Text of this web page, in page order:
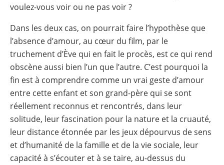
voulez-vous voir ou ne pas voir ?
Dans les deux cas, on pourrait faire l’hypothèse que
l’absence d’amour, au cœur du film, par le
truchement d’Ève qui en fait le procès, est ce qui rend
obscène aussi bien l’un que l’autre. C’est pourquoi la
fin est à comprendre comme un vrai geste d’amour
entre cette enfant et son grand-père qui se sont
réellement reconnus et rencontrés, dans leur
solitude, leur fascination pour la nature et la cruauté,
leur distance étonnée par les jeux dépourvus de sens
et d’humanité de la famille et de la vie sociale, leur
capacité à s’écouter et à se taire, au-dessus du